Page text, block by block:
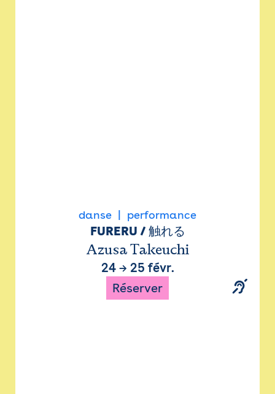
danse performance
FURERU / 触れる
Azusa Takeuchi
24→ 25 févr.
Réserver